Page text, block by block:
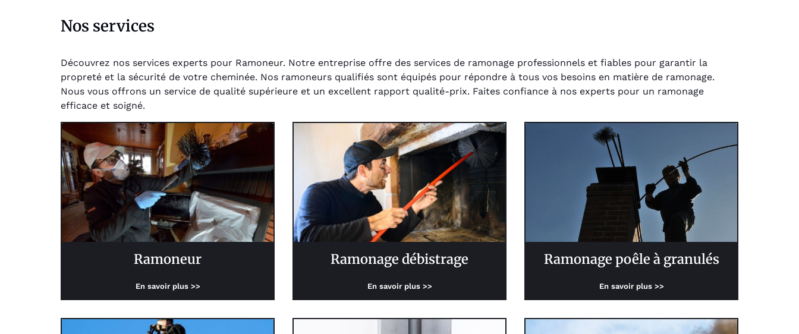
Nos services
Découvrez nos services experts pour Ramoneur. Notre entreprise offre des services de ramonage professionnels et fiables pour garantir la
propreté et la sécurité de votre cheminée. Nos ramoneurs qualifiés sont équipés pour répondre à tous vos besoins en matière de ramonage.
Nous vous offrons un service de qualité supérieure et un excellent rapport qualité-prix. Faites confiance à nos experts pour un ramonage
efficace et soigné.
Ramoneur
En savoir plus >>
Ramonage débistrage
En savoir plus >>
Ramonage poêle à granulés
En savoir plus >>